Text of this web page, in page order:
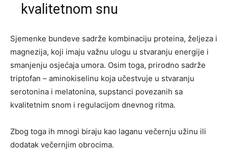
kvalitetnom snu
Sjemenke bundeve sadrže kombinaciju proteina, željeza i
magnezija, koji imaju važnu ulogu u stvaranju energije i
smanjenju osjećaja umora. Osim toga, prirodno sadrže
triptofan – aminokiselinu koja učestvuje u stvaranju
serotonina i melatonina, supstanci povezanih sa
kvalitetnim snom i regulacijom dnevnog ritma.
Zbog toga ih mnogi biraju kao laganu večernju užinu ili
dodatak večernjim obrocima.